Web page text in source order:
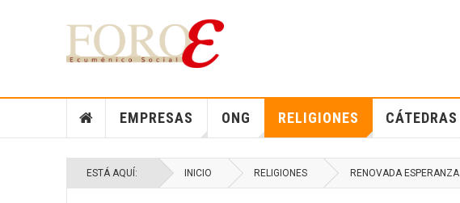
EMPRESAS ONG RELIGIONES CÁTEDRAS
ESTÁ AQUÍ: INICIO RELIGIONES RENOVADA ESPERANZA